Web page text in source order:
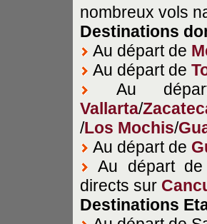
nombreux vols
Destinations
Au départ de
Au départ de
Au
Vallarta/
/Los Mochis/
Au départ de
Au départ de
directs sur
Destinations